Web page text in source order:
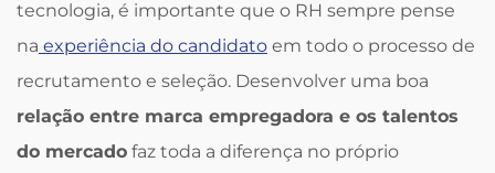
tecnologia, é importante que o RH sempre pense
na experiência do candidato em todo o processo de
recrutamento e seleção. Desenvolver uma boa
relação entre marca empregadora e os talentos
do mercado faz toda a diferença no próprio